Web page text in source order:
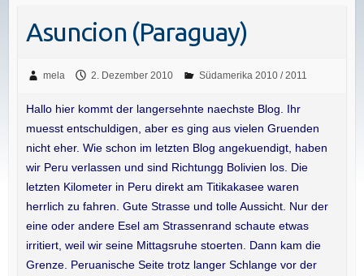
Asuncion (Paraguay)
mela 2. Dezember 2010 Südamerika 2010 / 2011
Hallo hier kommt der langersehnte naechste Blog. Ihr
muesst entschuldigen, aber es ging aus vielen Gruenden
nicht eher. Wie schon im letzten Blog angekuendigt, haben
wir Peru verlassen und sind Richtungg Bolivien los. Die
letzten Kilometer in Peru direkt am Titikakasee waren
herrlich zu fahren. Gute Strasse und tolle Aussicht. Nur der
eine oder andere Esel am Strassenrand schaute etwas
irritiert, weil wir seine Mittagsruhe stoerten. Dann kam die
Grenze. Peruanische Seite trotz langer Schlange vor der